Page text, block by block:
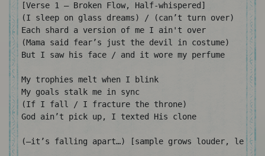
[Verse 1 – Broken Flow, Half-whispered]
(I sleep on glass dreams) / (can’t turn over)
Each shard a version of me I ain't over
(Mama said fear’s just the devil in costume)
But I saw his face / and it wore my perfume
My trophies melt when I blink
My goals stalk me in sync
(If I fall / I fracture the throne)
God ain’t pick up, I texted His clone
(—it’s falling apart…) [sample grows louder, left